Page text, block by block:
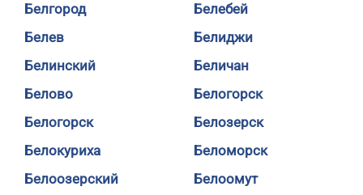
Белгород
Белебей
Белев
Белиджи
Белинский
Беличан
Белово
Белогорск
Белогорск
Белозерск
Белокуриха
Беломорск
Белоозерский
Белоомут